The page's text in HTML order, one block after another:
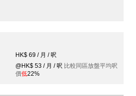
HK$ 69 / 月 / 呎
@HK$ 53 / 月 / 呎 比較同區放盤平均呎
價低22%